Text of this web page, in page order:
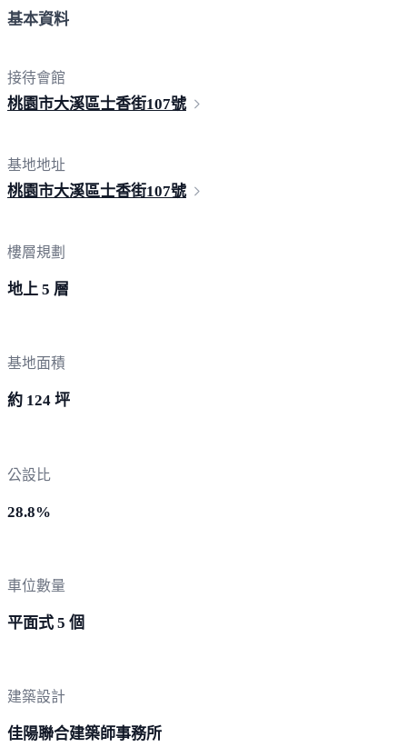
基本資料
接待會館
桃園市大溪區士香街107號
基地地址
桃園市大溪區士香街107號
樓層規劃
地上 5 層
基地面積
約 124 坪
公設比
28.8%
車位數量
平面式 5 個
建築設計
佳陽聯合建築師事務所